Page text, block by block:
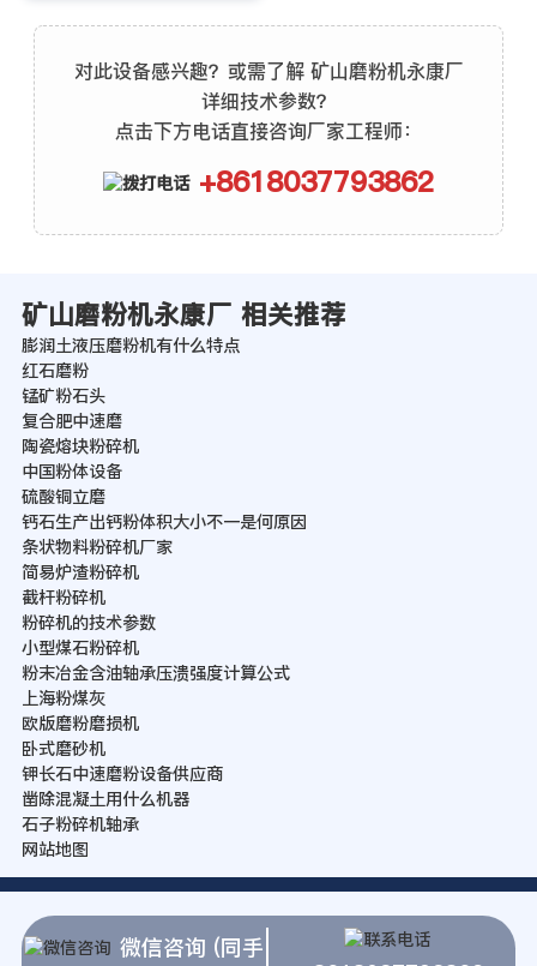
对此设备感兴趣？或需了解 矿山磨粉机永康厂
详细技术参数？
点击下方电话直接咨询厂家工程师：
+8618037793862
矿山磨粉机永康厂 相关推荐
膨润土液压磨粉机有什么特点
红石磨粉
锰矿粉石头
复合肥中速磨
陶瓷熔块粉碎机
中国粉体设备
硫酸铜立磨
钙石生产出钙粉体积大小不一是何原因
条状物料粉碎机厂家
简易炉渣粉碎机
截杆粉碎机
粉碎机的技术参数
小型煤石粉碎机
粉末冶金含油轴承压溃强度计算公式
上海粉煤灰
欧版磨粉磨损机
卧式磨砂机
钾长石中速磨粉设备供应商
凿除混凝土用什么机器
石子粉碎机轴承
网站地图
微信咨询 (同手